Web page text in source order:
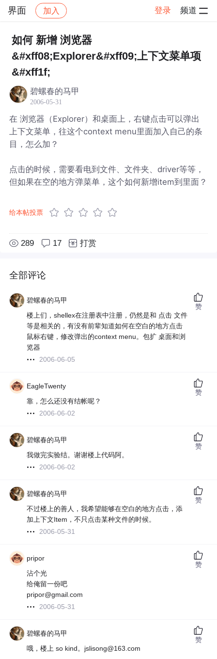
界面 加入 登录 频道
社区 界面 帖子详情
如何 新增 浏览器
&#xff08;Explorer&#xff09;上下文菜单项
&#xff1f;
碧螺春的马甲
2006-05-31
在 浏览器（Explorer）和桌面上，右键点击可以弹出
上下文菜单，往这个context menu里面加入自己的条
目，怎么加？
点击的时候，需要看电到文件、文件夹、driver等等，
但如果在空的地方弹菜单，这个如何新增item到里面？
给本帖投票
289 17 打赏
全部评论
碧螺春的马甲
楼上们，shellex在注册表中注册，仍然是和 点击 文件
等是相关的，有没有前辈知道如何在空白的地方点击
鼠标右键，修改弹出的context menu。包扩 桌面和浏
览器
2006-06-05
赞
EagleTwenty
靠，怎么还没有结帐呢？
2006-06-02
赞
碧螺春的马甲
我做完实验结。谢谢楼上代码阿。
2006-06-02
赞
碧螺春的马甲
不过楼上的善人，我希望能够在空白的地方点击，添
加上下文Item，不只点击某种文件的时候。
2006-05-31
赞
pripor
沾个光
给俺留一份吧
pripor@gmail.com
2006-05-31
赞
碧螺春的马甲
哦，楼上 so kind。jslisong@163.com
赞